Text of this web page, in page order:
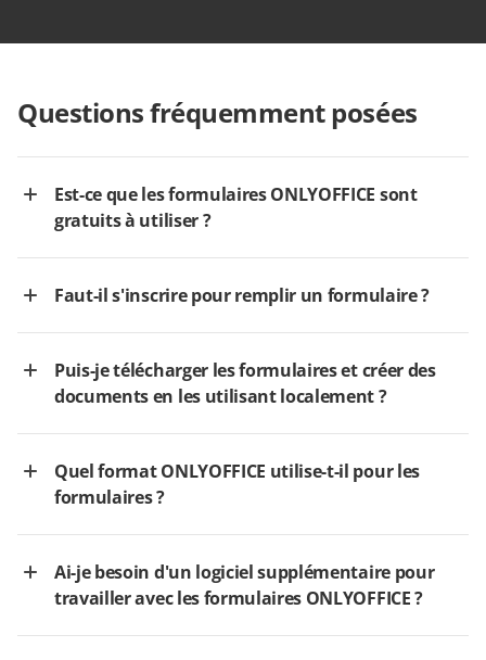
Questions fréquemment posées
Est-ce que les formulaires ONLYOFFICE sont
gratuits à utiliser ?
Faut-il s'inscrire pour remplir un formulaire ?
Puis-je télécharger les formulaires et créer des
documents en les utilisant localement ?
Quel format ONLYOFFICE utilise-t-il pour les
formulaires ?
Ai-je besoin d'un logiciel supplémentaire pour
travailler avec les formulaires ONLYOFFICE ?